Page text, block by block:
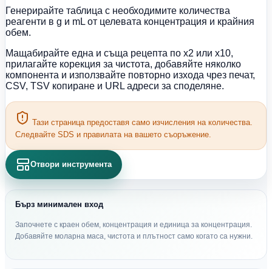
Генерирайте таблица с необходимите количества
реагенти в g и mL от целевата концентрация и крайния
обем.
Мащабирайте една и съща рецепта по x2 или x10,
прилагайте корекция за чистота, добавяйте няколко
компонента и използвайте повторно изхода чрез печат,
CSV, TSV копиране и URL адреси за споделяне.
Тази страница предоставя само изчисления на количества.
Следвайте SDS и правилата на вашето съоръжение.
Отвори инструмента
Бърз минимален вход
Започнете с краен обем, концентрация и единица за концентрация.
Добавяйте моларна маса, чистота и плътност само когато са нужни.